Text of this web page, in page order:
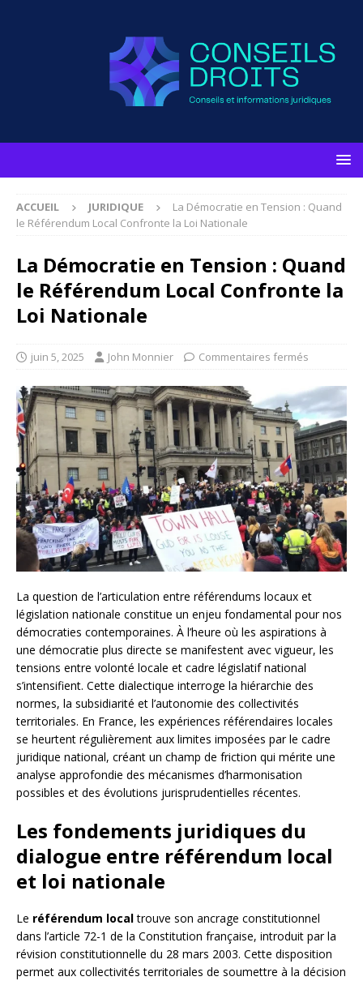
ACCUEIL JURIDIQUE
La Démocratie en Tension : Quand
le Référendum Local Confronte la Loi Nationale
La Démocratie en Tension : Quand
le Référendum Local Confronte la
Loi Nationale
juin 5, 2025 John Monnier Commentaires fermés
La question de l’articulation entre référendums locaux et
législation nationale constitue un enjeu fondamental pour nos
démocraties contemporaines. À l’heure où les aspirations à
une démocratie plus directe se manifestent avec vigueur, les
tensions entre volonté locale et cadre législatif national
s’intensifient. Cette dialectique interroge la hiérarchie des
normes, la subsidiarité et l’autonomie des collectivités
territoriales. En France, les expériences référendaires locales
se heurtent régulièrement aux limites imposées par le cadre
juridique national, créant un champ de friction qui mérite une
analyse approfondie des mécanismes d’harmonisation
possibles et des évolutions jurisprudentielles récentes.
Les fondements juridiques du
dialogue entre référendum local
et loi nationale
Le référendum localtrouve son ancrage constitutionnel
dans l’article 72-1 de la Constitution française, introduit par la
révision constitutionnelle du 28 mars 2003. Cette disposition
permet aux collectivités territoriales de soumettre à la décision